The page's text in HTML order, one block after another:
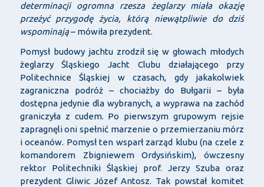
determinacji ogromna rzesza żeglarzy miała okazję
przeżyć przygodę życia, którą niewątpliwie do dziś
wspominają– mówiła prezydent.
Pomysł budowy jachtu zrodził się w głowach młodych
żeglarzy Śląskiego Jacht Clubu działającego przy
Politechnice Śląskiej w czasach, gdy jakakolwiek
zagraniczna podróż – chociażby do Bułgarii – była
dostępna jedynie dla wybranych, a wyprawa na zachód
graniczyła z cudem. Po pierwszym grupowym rejsie
zapragnęli oni spełnić marzenie o przemierzaniu mórz
i oceanów. Pomysł ten wsparł zarząd klubu (na czele z
komandorem Zbigniewem Ordysińskim), ówczesny
rektor Politechniki Śląskiej prof. Jerzy Szuba oraz
prezydent Gliwic Józef Antosz. Tak powstał komitet